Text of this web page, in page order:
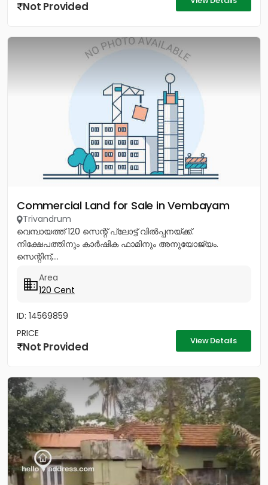
Not Provided
Commercial Land for Sale in Vembayam
Trivandrum
വെമ്പായത്ത് 120 സെന്റ് പ്ലോട്ട് വിൽപ്പനയ്ക്ക്.
നിക്ഷേപത്തിനും കാർഷിക ഫാമിനും അനുയോജ്യം.
സെന്റിന്,...
Area
120 Cent
ID: 14569859
PRICE
Not Provided View Details